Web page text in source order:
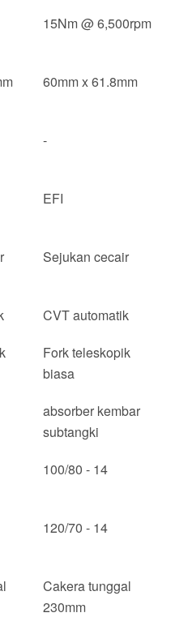
15Nm @ 6,500rpm
60mm x 61.8mm
-
EFI
Sejukan cecair
CVT automatik
Fork teleskopik
biasa
absorber kembar
subtangki
100/80 - 14
120/70 - 14
Cakera tunggal
230mm